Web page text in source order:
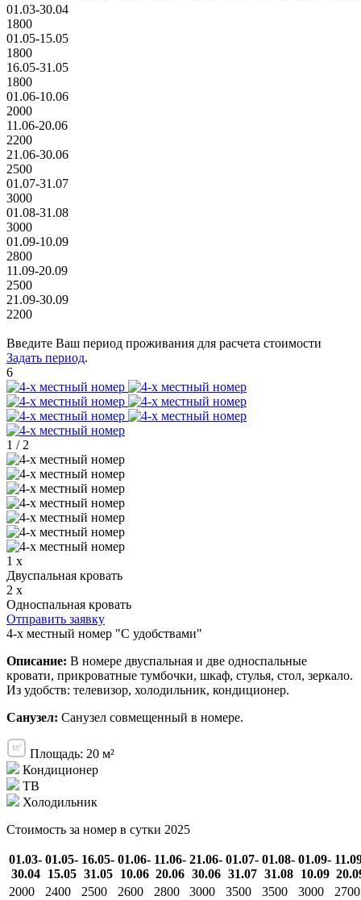
01.03-30.04
1800
01.05-15.05
1800
16.05-31.05
1800
01.06-10.06
2000
11.06-20.06
2200
21.06-30.06
2500
01.07-31.07
3000
01.08-31.08
3000
01.09-10.09
2800
11.09-20.09
2500
21.09-30.09
2200
Введите Ваш период проживания для расчета стоимости
Задать период.
6
1 / 2
1 x
Двуспальная кровать
2 x
Односпальная кровать
Отправить заявку
4-х местный номер "С удобствами"
Описание: В номере двуспальная и две односпальные
кровати, прикроватные тумбочки, шкаф, стулья, стол, зеркало.
Из удобств: телевизор, холодильник, кондиционер.
Санузел: Санузел совмещенный в номере.
Площадь: 20 м²
Кондиционер
ТВ
Холодильник
Стоимость за номер в сутки 2025
01.03-
30.04
01.05-
15.05
16.05-
31.05
01.06-
10.06
11.06-
20.06
21.06-
30.06
01.07-
31.07
01.08-
31.08
01.09-
10.09
2000
2400 2500 2600 2800 3000 3500 3500 3000
2700